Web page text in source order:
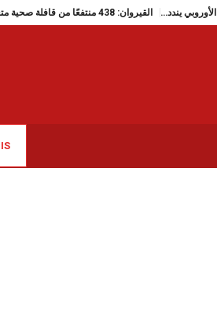
القيروان: 438 منتفعًا من قافلة صحية متعددة الاختصاصات بالشبيكة